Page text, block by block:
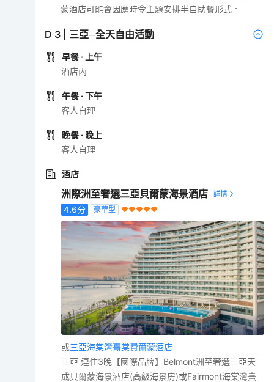
蒙酒店可能會因應時令主題安排半自助餐形式。
D 3 三亞─全天自由活動
早餐 · 上午
酒店內
午餐 · 下午
客人自理
晚餐 · 晚上
客人自理
酒店
洲際洲至奢選三亞貝爾蒙海景酒店
4.6分 豪華型
或三亞海棠灣熹棠費爾蒙酒店
三亞 連住3晚【國際品牌】Belmont洲至奢選三亞天
成貝爾蒙海景酒店(高級海景房)或Fairmont海棠灣熹